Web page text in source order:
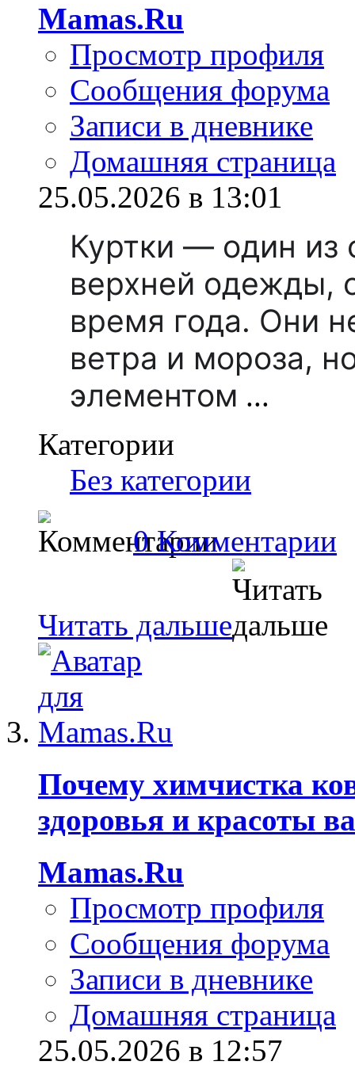
Mamas.Ru
Просмотр профиля
Сообщения форума
Записи в дневнике
Домашняя страница
25.05.2026 в 13:01
Куртки — один из
верхней одежды,
время года. Они
ветра и мороза,
элементом ...
Категории
Без категории
0 Комментарии
Читать дальше
Почему химчистка
здоровья и красоты
Mamas.Ru
Просмотр профиля
Сообщения форума
Записи в дневнике
Домашняя страница
25.05.2026 в 12:57